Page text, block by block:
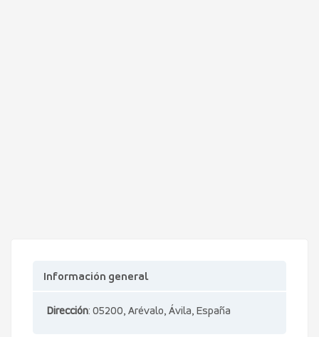
Información general
Dirección: 05200, Arévalo, Ávila, España